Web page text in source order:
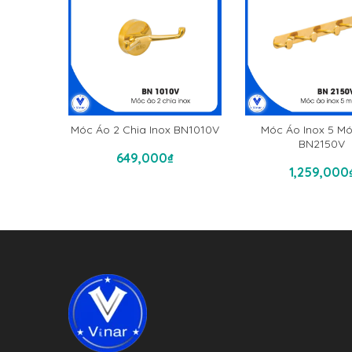
Móc Áo 2 Chia Inox BN1010V
649,000₫
Thêm Vào Giỏ Hàng
Móc Áo Inox 5
BN2150V
1,259,000
Thêm Vào